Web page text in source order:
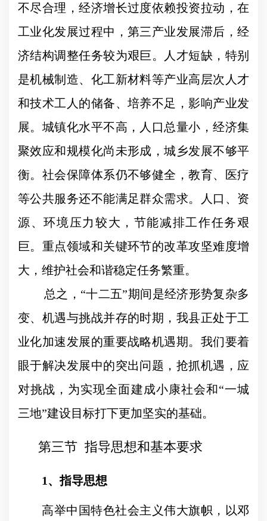
不尽合理，经济增长过度依赖投资拉动，在
工业化发展过程中，第三产业发展滞后，经
济结构调整任务较为艰巨。
人才短缺，特别
是机械制造、化工新材料等产业高层次人才
和技术工人的储备、培养不足，影响产业发
展。城镇化水平不高，人口总量小，经济集
聚效应和规模化尚未形成，城乡发展不够平
衡。社会保障体系仍不够健全，教育、医疗
等公共服务还不能满足群众需求。人口、资
源、环境压力较大，节能减排工作任务艰
巨。重点领域和关键环节的改革攻坚难度增
大，维护社会和谐稳定任务繁重。
总之，“十二五”期间是经济形势复杂多
变、机遇与挑战并存的时期，我县正处于工
业化加速发展的重要战略机遇期。我们要着
眼于解决发展中的突出问题，抢抓机遇，应
对挑战，为实现全面建成小康社会和“一城
三地”建设目标打下更加坚实的基础。
第三节 指导思想和基本要求
1 、指导思想
高举中国特色社会主义伟大旗帜，以邓